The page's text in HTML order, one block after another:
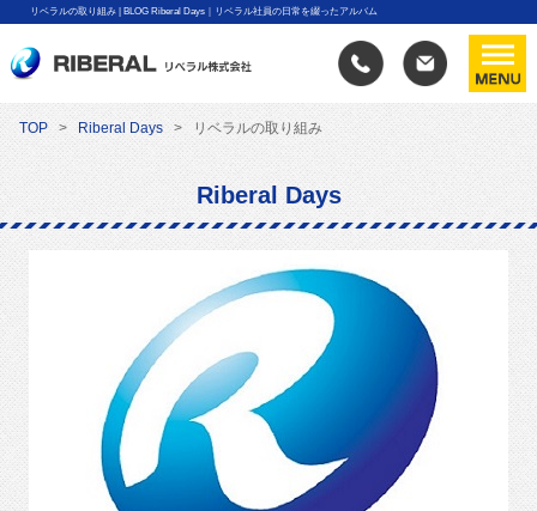
リベラルの取り組み | BLOG Riberal Days｜リベラル社員の日常を綴ったアルバム
TOP Riberal Days リベラルの取り組み
Riberal Days